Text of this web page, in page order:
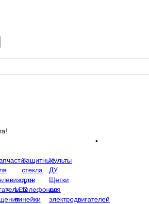
LED
линейки
Защитные
стекла
для
телефонов
Пульты
ДУ
Щетки
для
электродвигателей